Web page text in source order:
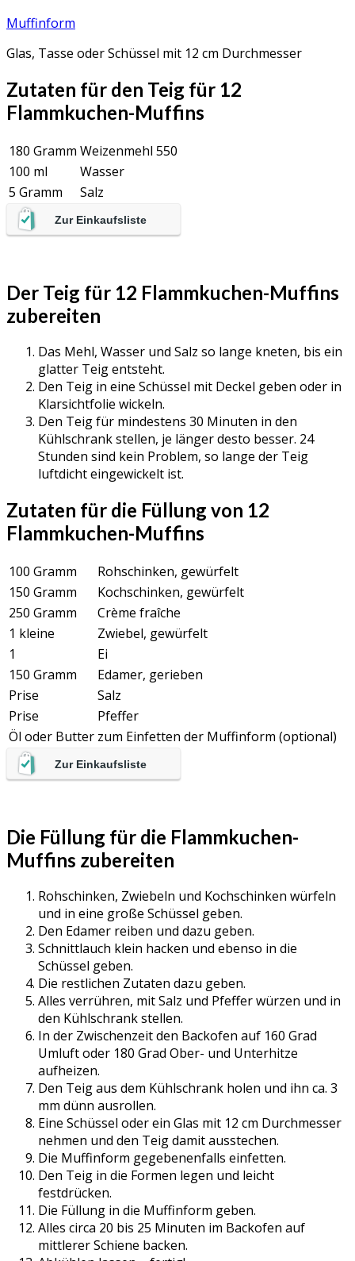
Muffinform
Glas, Tasse oder Schüssel mit 12 cm Durchmesser
Zutaten für den Teig für 12
Flammkuchen-Muffins
180 Gramm Weizenmehl 550
100 ml
Wasser
5 Gramm
Salz
Zur Einkaufsliste
Der Teig für 12 Flammkuchen-Muffins
zubereiten
Das Mehl, Wasser und Salz so lange kneten, bis ein
glatter Teig entsteht.
Den Teig in eine Schüssel mit Deckel geben oder in
Klarsichtfolie wickeln.
Den Teig für mindestens 30 Minuten in den
Kühlschrank stellen, je länger desto besser. 24
Stunden sind kein Problem, so lange der Teig
luftdicht eingewickelt ist.
Zutaten für die Füllung von 12
Flammkuchen-Muffins
100 Gramm
Rohschinken, gewürfelt
150 Gramm
Kochschinken, gewürfelt
250 Gramm
Crème fraîche
1 kleine
Zwiebel, gewürfelt
1
Ei
150 Gramm
Edamer, gerieben
Prise
Salz
Prise
Pfeffer
Öl oder Butter zum Einfetten der Muffinform (optional)
Zur Einkaufsliste
Die Füllung für die Flammkuchen-
Muffins zubereiten
Rohschinken, Zwiebeln und Kochschinken würfeln
und in eine große Schüssel geben.
Den Edamer reiben und dazu geben.
Schnittlauch klein hacken und ebenso in die
Schüssel geben.
Die restlichen Zutaten dazu geben.
Alles verrühren, mit Salz und Pfeffer würzen und in
den Kühlschrank stellen.
In der Zwischenzeit den Backofen auf 160 Grad
Umluft oder 180 Grad Ober- und Unterhitze
aufheizen.
Den Teig aus dem Kühlschrank holen und ihn ca. 3
mm dünn ausrollen.
Eine Schüssel oder ein Glas mit 12 cm Durchmesser
nehmen und den Teig damit ausstechen.
Die Muffinform gegebenenfalls einfetten.
Den Teig in die Formen legen und leicht
festdrücken.
Die Füllung in die Muffinform geben.
Alles circa 20 bis 25 Minuten im Backofen auf
mittlerer Schiene backen.